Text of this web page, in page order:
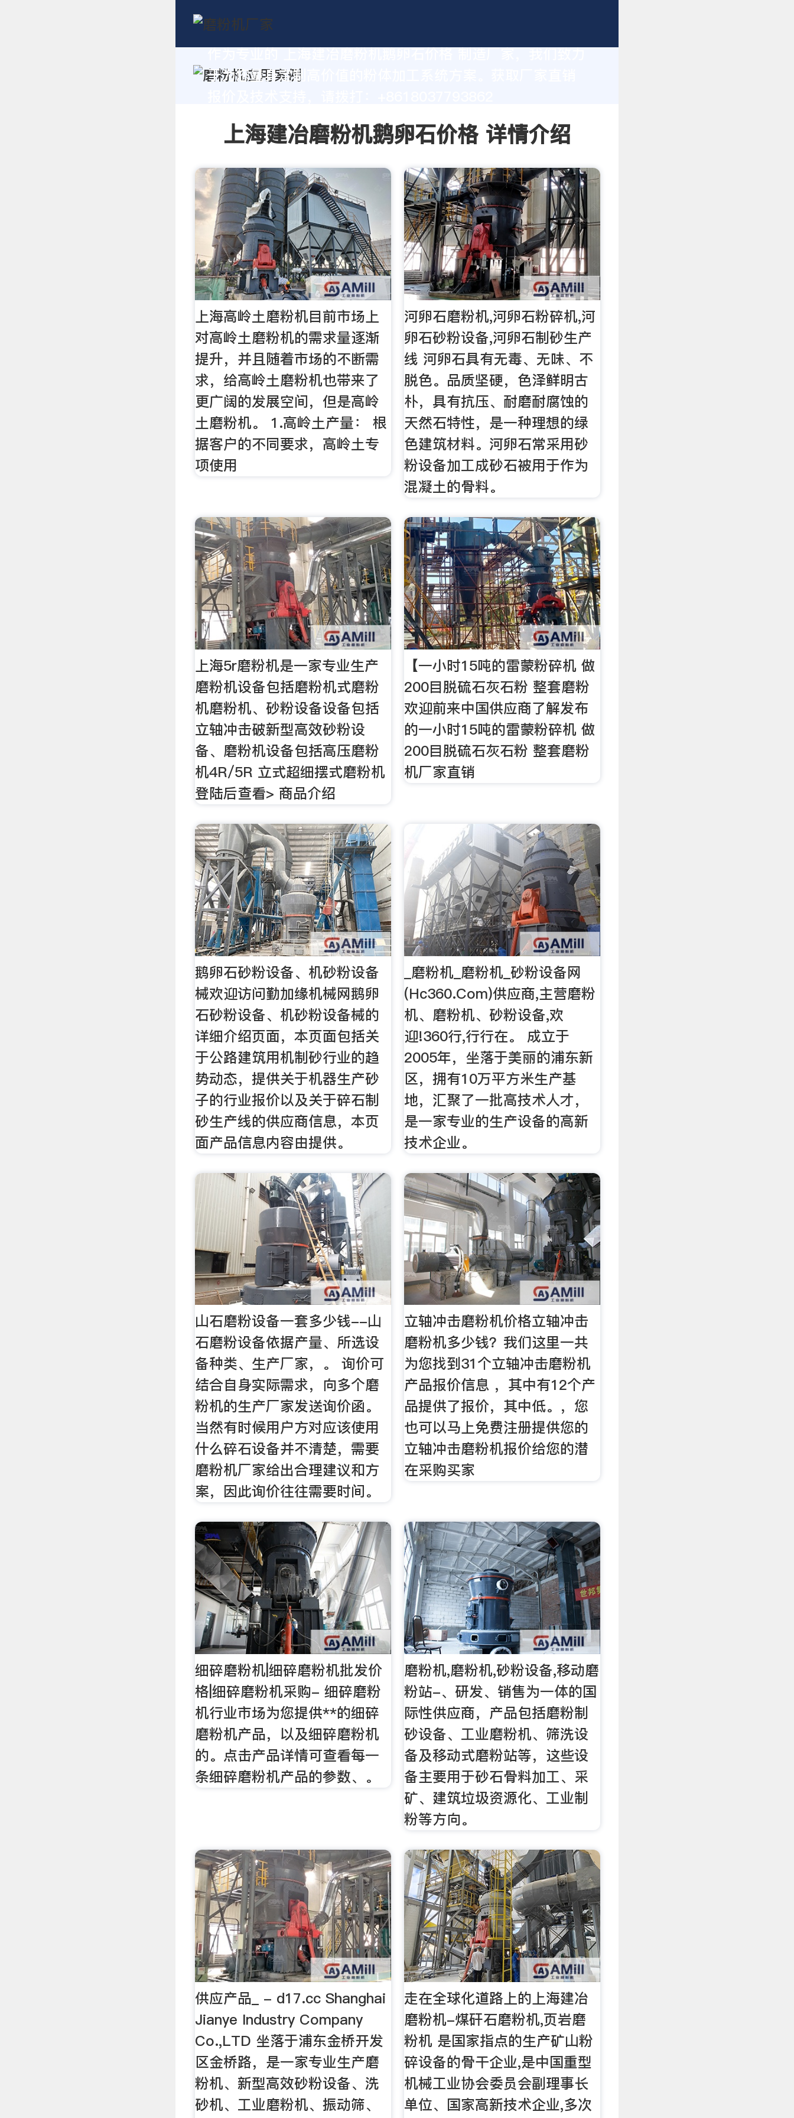
于为您量身定制高价值的粉体加工系统方案。获取厂家直销
上海建冶磨粉机鹅卵石价格 详情介绍
上海高岭土磨粉机目前市场上
对高岭土磨粉机的需求量逐渐
提升，并且随着市场的不断需
求，给高岭土磨粉机也带来了
更广阔的发展空间，但是高岭
土磨粉机。 1.高岭土产量： 根
据客户的不同要求，高岭土专
项使用
河卵石磨粉机,河卵石粉碎机,河
卵石砂粉设备,河卵石制砂生产
线 河卵石具有无毒、无味、不
脱色。品质坚硬，色泽鲜明古
朴，具有抗压、耐磨耐腐蚀的
天然石特性，是一种理想的绿
色建筑材料。河卵石常采用砂
粉设备加工成砂石被用于作为
混凝土的骨料。
上海5r磨粉机是一家专业生产
磨粉机设备包括磨粉机式磨粉
机磨粉机、砂粉设备设备包括
立轴冲击破新型高效砂粉设
备、磨粉机设备包括高压磨粉
机4R/5R 立式超细摆式磨粉机
登陆后查看> 商品介绍
【一小时15吨的雷蒙粉碎机 做
200目脱硫石灰石粉 整套磨粉
欢迎前来中国供应商了解发布
的一小时15吨的雷蒙粉碎机 做
200目脱硫石灰石粉 整套磨粉
机厂家直销
鹅卵石砂粉设备、机砂粉设备
械欢迎访问勤加缘机械网鹅卵
石砂粉设备、机砂粉设备械的
详细介绍页面，本页面包括关
于公路建筑用机制砂行业的趋
势动态，提供关于机器生产砂
子的行业报价以及关于碎石制
砂生产线的供应商信息，本页
面产品信息内容由提供。
_磨粉机_磨粉机_砂粉设备网
(Hc360.Com)供应商,主营磨粉
机、磨粉机、砂粉设备,欢
迎!360行,行行在。 成立于
2005年，坐落于美丽的浦东新
区，拥有10万平方米生产基
地，汇聚了一批高技术人才，
是一家专业的生产设备的高新
技术企业。
山石磨粉设备一套多少钱--山
石磨粉设备依据产量、所选设
备种类、生产厂家，。 询价可
结合自身实际需求，向多个磨
粉机的生产厂家发送询价函。
当然有时候用户方对应该使用
什么碎石设备并不清楚，需要
磨粉机厂家给出合理建议和方
案，因此询价往往需要时间。
立轴冲击磨粉机价格立轴冲击
磨粉机多少钱？我们这里一共
为您找到31个立轴冲击磨粉机
产品报价信息 ，其中有12个产
品提供了报价，其中低。，您
也可以马上免费注册提供您的
立轴冲击磨粉机报价给您的潜
在采购买家
细碎磨粉机|细碎磨粉机批发价
格|细碎磨粉机采购- 细碎磨粉
机行业市场为您提供**的细碎
磨粉机产品，以及细碎磨粉机
的。点击产品详情可查看每一
条细碎磨粉机产品的参数、。
磨粉机,磨粉机,砂粉设备,移动磨
粉站-、研发、销售为一体的国
际性供应商，产品包括磨粉制
砂设备、工业磨粉机、筛洗设
备及移动式磨粉站等，这些设
备主要用于砂石骨料加工、采
矿、建筑垃圾资源化、工业制
粉等方向。
供应产品_ - d17.cc Shanghai
Jianye Industry Company
Co.,LTD 坐落于浦东金桥开发
区金桥路，是一家专业生产磨
粉机、新型高效砂粉设备、洗
砂机、工业磨粉机、振动筛、
走在全球化道路上的上海建冶
磨粉机-煤矸石磨粉机,页岩磨
粉机 是国家指点的生产矿山粉
碎设备的骨干企业,是中国重型
机械工业协会委员会副理事长
单位、国家高新技术企业,多次